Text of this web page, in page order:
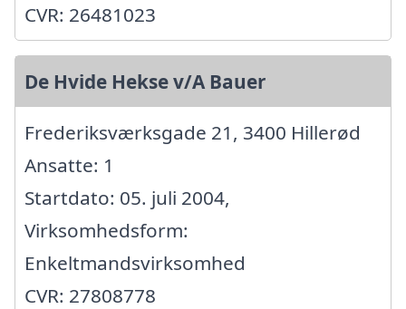
CVR: 26481023
De Hvide Hekse v/A Bauer
Frederiksværksgade 21, 3400 Hillerød
Ansatte: 1
Startdato: 05. juli 2004,
Virksomhedsform:
Enkeltmandsvirksomhed
CVR: 27808778